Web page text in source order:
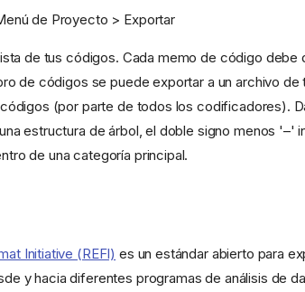
de Proyecto > Exportar
de tus códigos. Cada memo de código debe
de códigos se puede exportar a un archivo
(por parte de todos los codificadores).
estructura de árbol, el doble signo menos '–'
de una categoría principal.
Initiative (REFI) es un estándar abierto para
y hacia diferentes programas de análisis de